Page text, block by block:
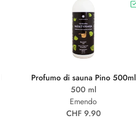
Profumo di sauna Pino 500ml
500 ml
Emendo
CHF 9.90